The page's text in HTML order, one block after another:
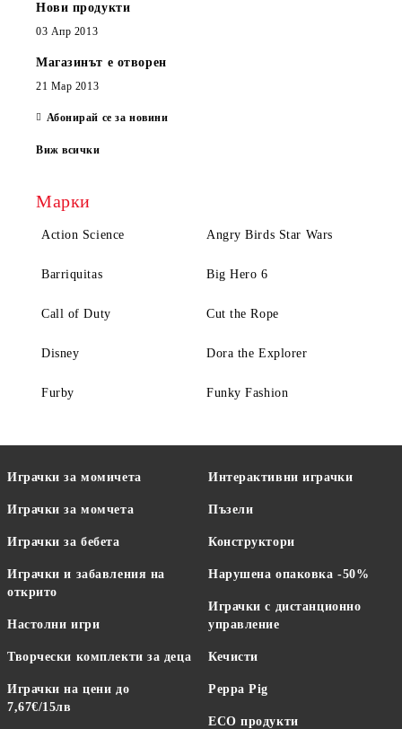
Нови продукти
03 Апр 2013
Магазинът е отворен
21 Мар 2013
Абонирай се за новини
Виж всички
Марки
Action Science Angry Birds Star Wars
Barriquitas Big Hero 6
Call of Duty Cut the Rope
Disney Dora the Explorer
Furby Funky Fashion
Играчки за момичета
Играчки за момчета
Играчки за бебета
Играчки и забавления на
открито
Настолни игри
Творчески комплекти за деца
Играчки на цени до
7,67€/15лв
Интерактивни играчки
Пъзели
Конструктори
Нарушена опаковка -50%
Играчки с дистанционно
управление
Кечисти
Peppa Pig
ECO продукти